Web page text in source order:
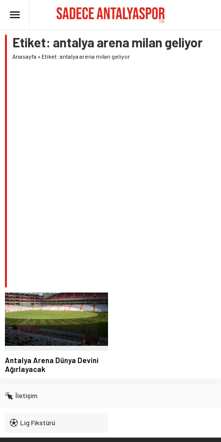
Etiket: antalya arena milan geliyor
Anasayfa » Etiket: antalya arena milan geliyor
Antalya Arena Dünya Devini
Ağırlayacak
İletişim
Lig Fikstürü